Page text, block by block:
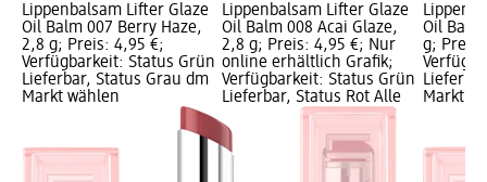
Lippenbalsam Lifter Glaze
Oil Balm 007 Berry Haze,
2,8 g; Preis: 4,95 €;
Verfügbarkeit: Status Grün
Lieferbar, Status Grau dm
Markt wählen
Lippenbalsam Lifter Glaze
Oil Balm 008 Acai Glaze,
2,8 g; Preis: 4,95 €; Nur
online erhältlich Grafik;
Verfügbarkeit: Status Grün
Lieferbar, Status Rot Alle
Oil
g; Preis:
Markt